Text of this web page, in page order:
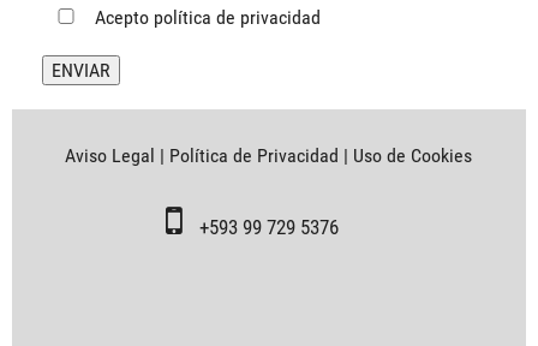
Acepto política de privacidad
Aviso Legal | Política de Privacidad | Uso de Cookies
+593 99 729 5376